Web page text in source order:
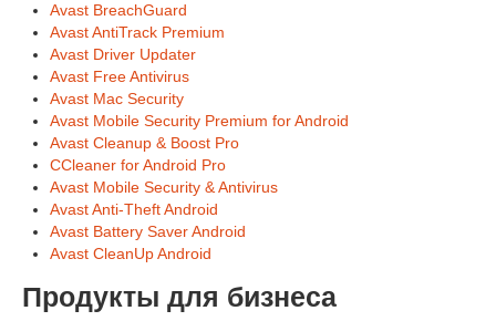
Avast BreachGuard
Avast AntiTrack Premium
Avast Driver Updater
Avast Free Antivirus
Avast Mac Security
Avast Mobile Security Premium for Android
Avast Cleanup & Boost Pro
CCleaner for Android Pro
Avast Mobile Security & Antivirus
Avast Anti-Theft Android
Avast Battery Saver Android
Avast CleanUp Android
Продукты для бизнеса